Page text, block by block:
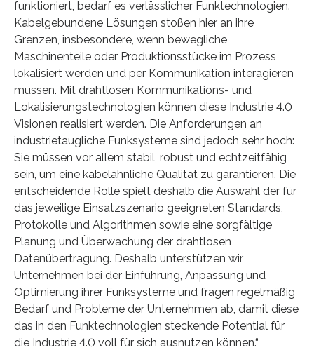
funktioniert, bedarf es verlässlicher Funktechnologien.
Kabelgebundene Lösungen stoßen hier an ihre
Grenzen, insbesondere, wenn bewegliche
Maschinenteile oder Produktionsstücke im Prozess
lokalisiert werden und per Kommunikation interagieren
müssen. Mit drahtlosen Kommunikations- und
Lokalisierungstechnologien können diese Industrie 4.0
Visionen realisiert werden. Die Anforderungen an
industrietaugliche Funksysteme sind jedoch sehr hoch:
Sie müssen vor allem stabil, robust und echtzeitfähig
sein, um eine kabelähnliche Qualität zu garantieren. Die
entscheidende Rolle spielt deshalb die Auswahl der für
das jeweilige Einsatzszenario geeigneten Standards,
Protokolle und Algorithmen sowie eine sorgfältige
Planung und Überwachung der drahtlosen
Datenübertragung. Deshalb unterstützen wir
Unternehmen bei der Einführung, Anpassung und
Optimierung ihrer Funksysteme und fragen regelmäßig
Bedarf und Probleme der Unternehmen ab, damit diese
das in den Funktechnologien steckende Potential für
die Industrie 4.0 voll für sich ausnutzen können.“